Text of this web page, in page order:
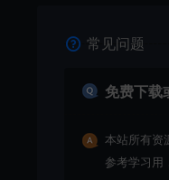
常见问题
免费下载
本站所有资
参考学习用